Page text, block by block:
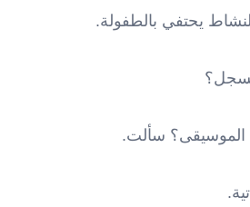
يحتفي بالطفولة.
الموسيقى؟ سألت.